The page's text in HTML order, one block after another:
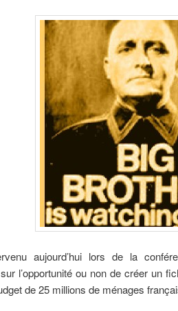
aujourd’hui lors de la
l’opportunité ou non de créer un
de 25 millions de ménages